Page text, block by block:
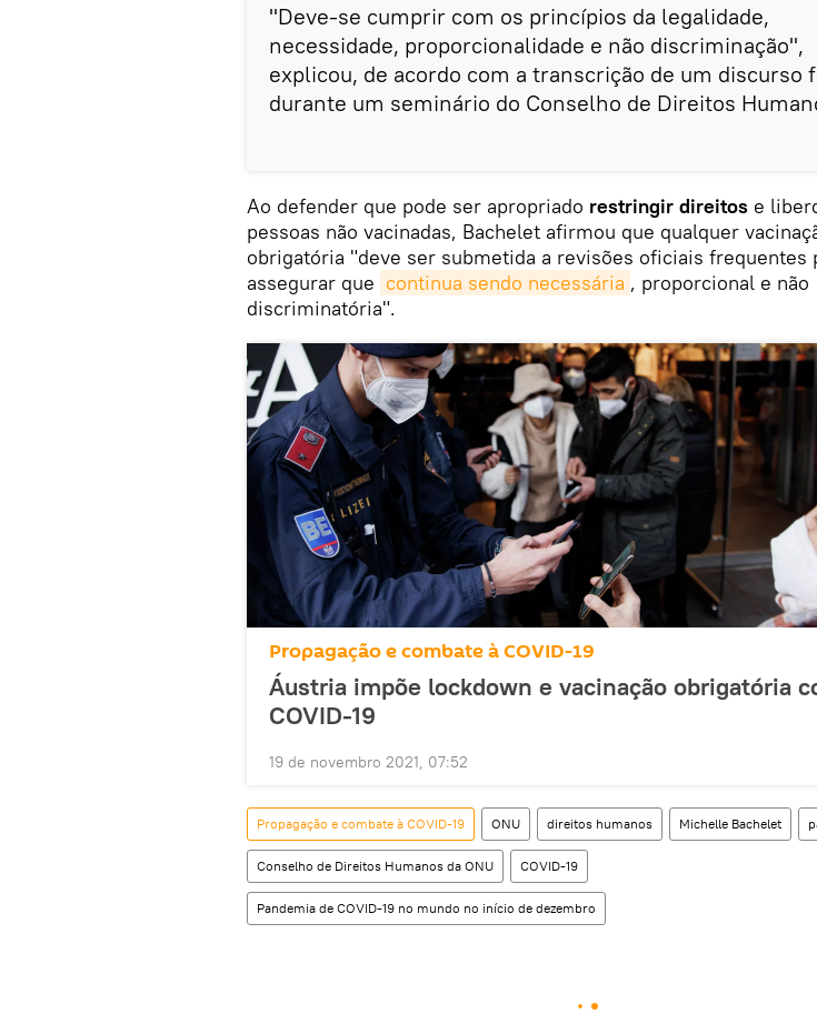
"Deve-se cumprir com os princípios da legalidade,
necessidade, proporcionalidade e não discriminação",
explicou, de acordo com a transcrição de um discurso
durante um seminário do Conselho de Direitos
Ao defender que pode ser apropriado restringir direitos e
pessoas não vacinadas, Bachelet afirmou que qualquer
obrigatória "deve ser submetida a revisões oficiais frequentes
assegurar que continua sendo necessária , proporcional e não
discriminatória".
Propagação e combate à COVID-19
Áustria impõe lockdown e vacinação obrigatória
COVID-19
19 de novembro 2021, 07:52
Propagação e combate à COVID-19 ONU direitos humanos Michelle Bachelet
Conselho de Direitos Humanos da ONU COVID-19
Pandemia de COVID-19 no mundo no início de dezembro